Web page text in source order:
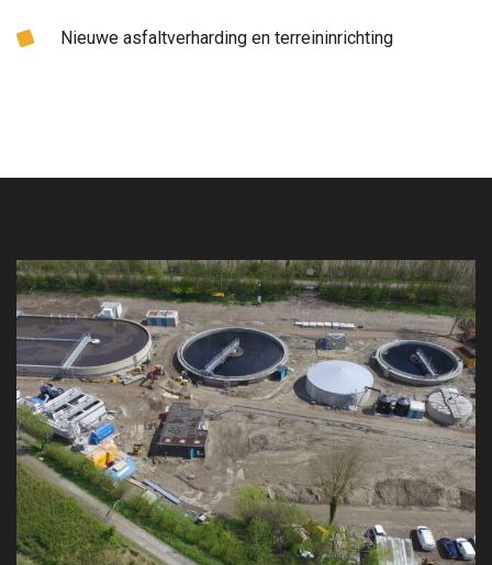
Nieuwe asfaltverharding en terreininrichting